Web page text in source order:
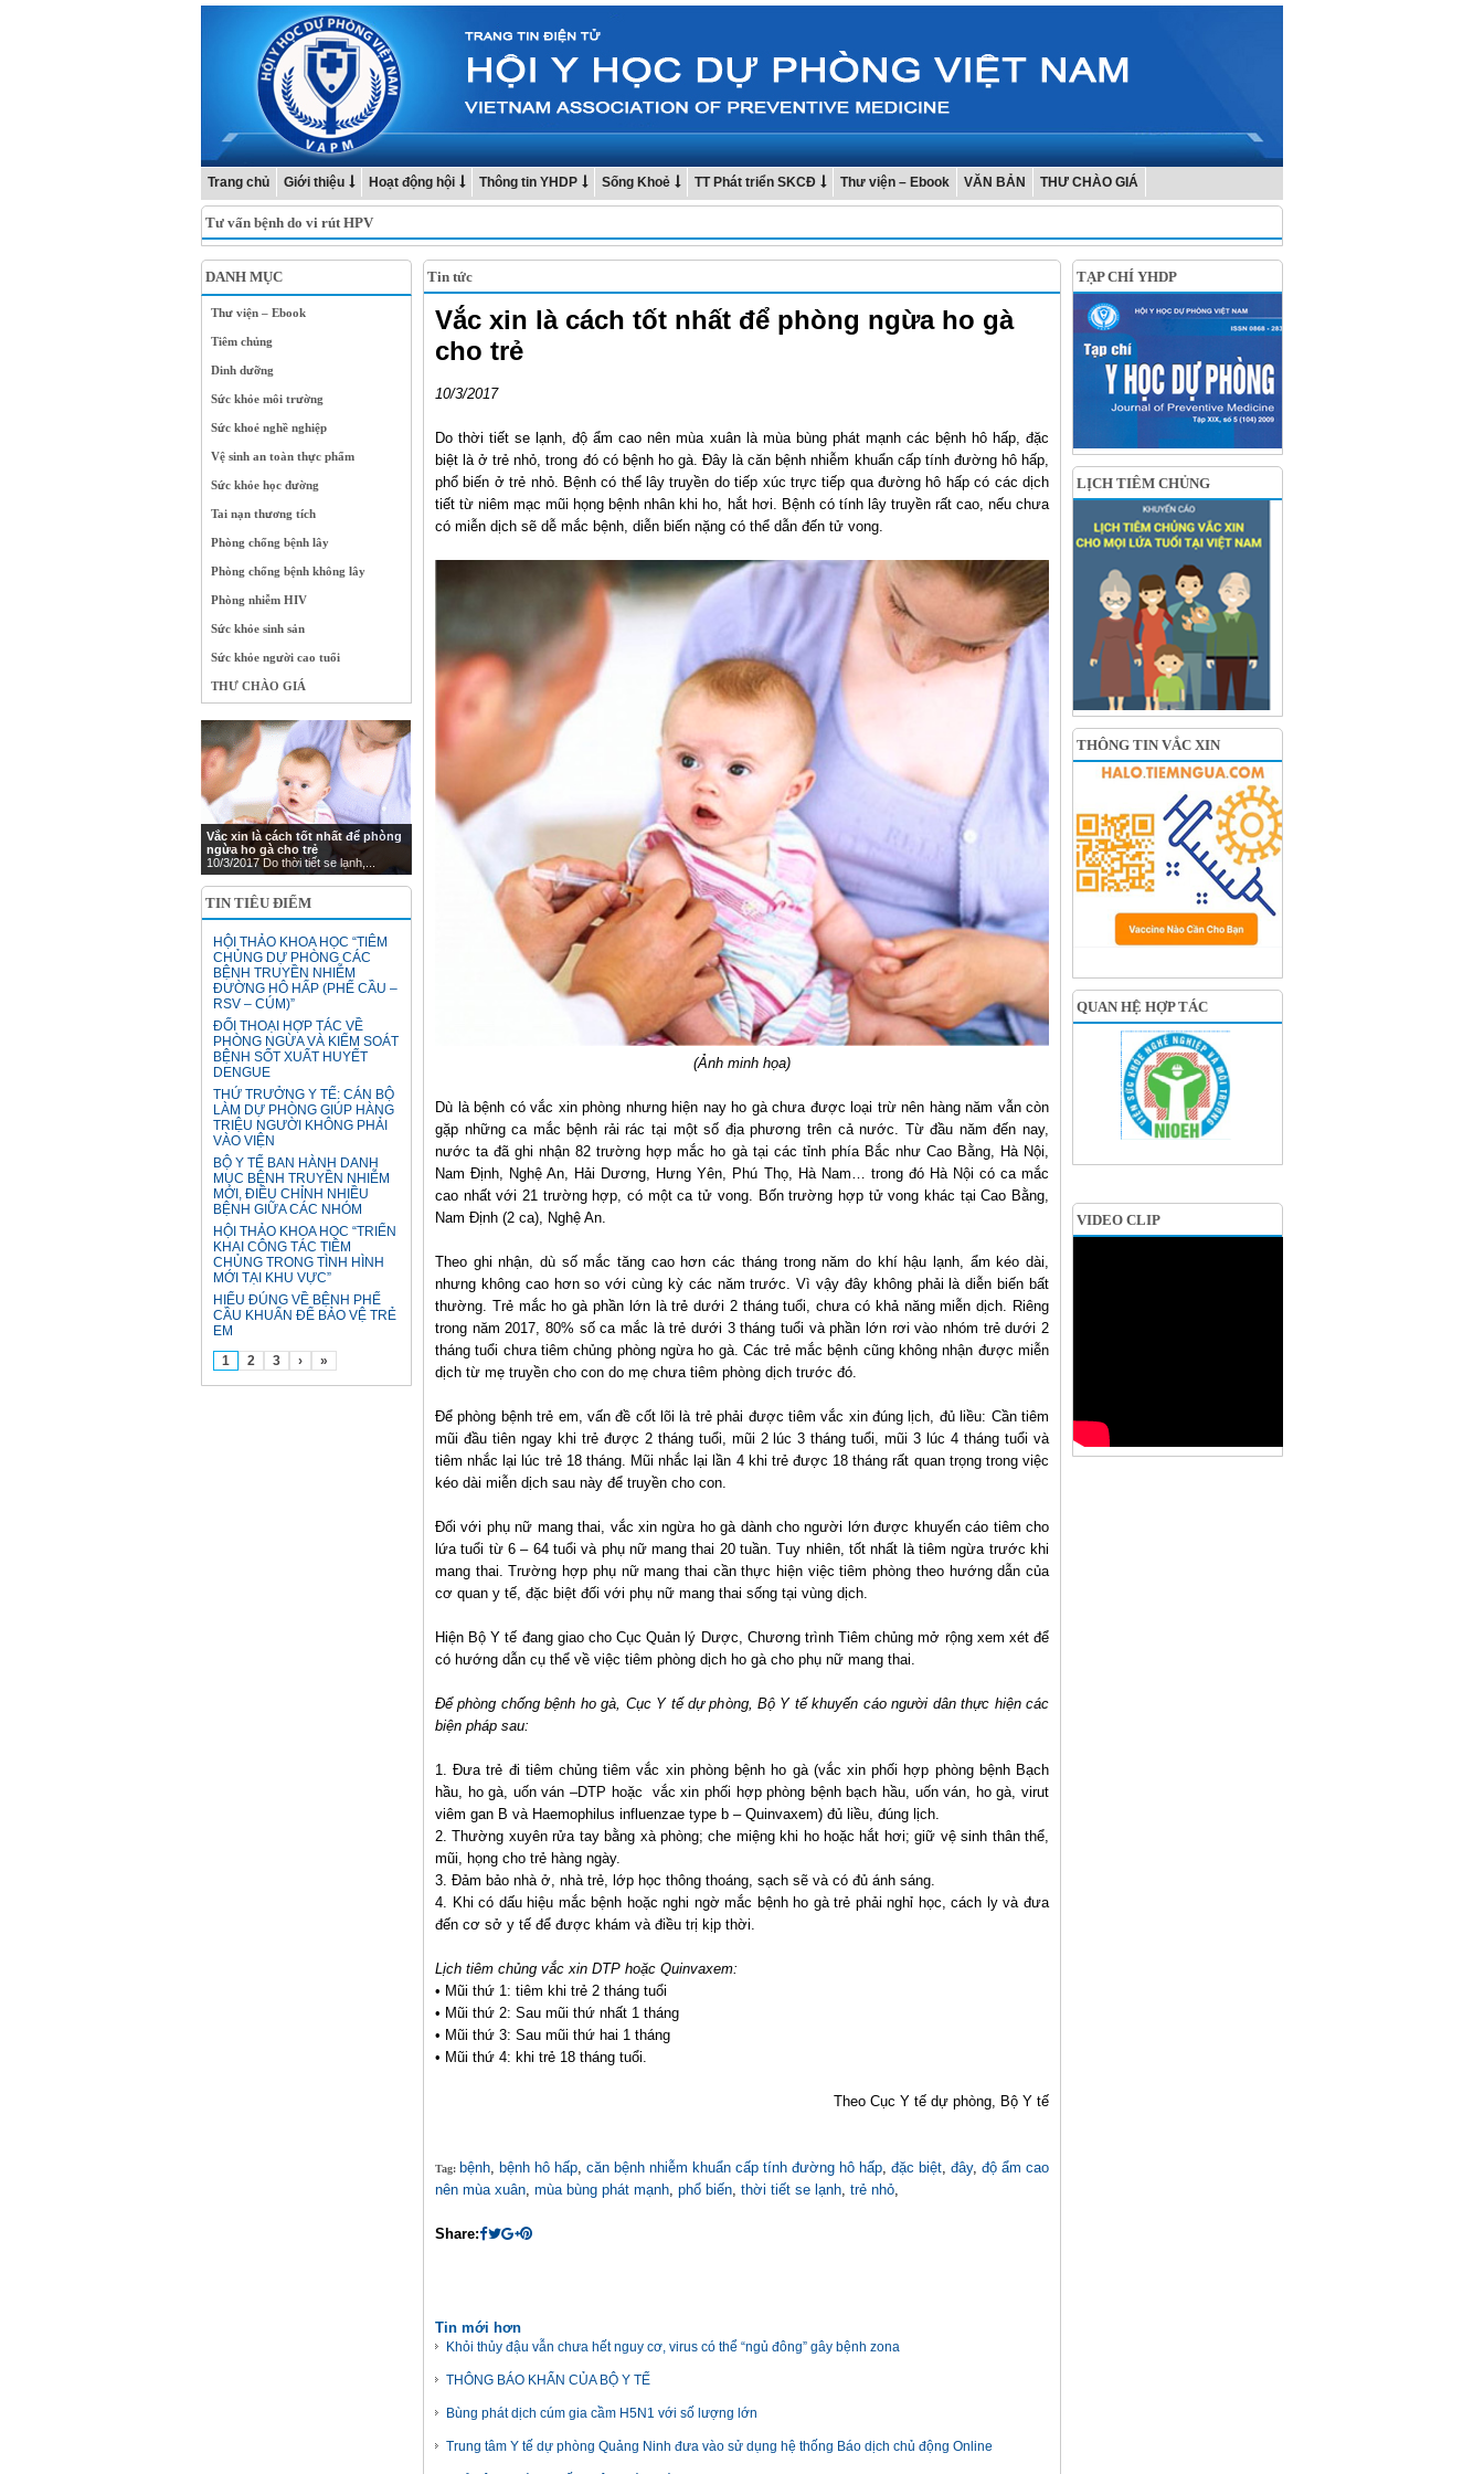
Trang chủ Giới thiệu Hoạt động hội Thông tin YHDP Sống Khoẻ TT Phát triển SKCĐ Thư viện – Ebook VĂN BẢN THƯ CHÀO GIÁ
Tư vấn bệnh do vi rút HPV
DANH MỤC
Thư viện – Ebook
Tiêm chủng
Dinh dưỡng
Sức khỏe môi trường
Sức khoẻ nghề nghiệp
Vệ sinh an toàn thực phẩm
Sức khỏe học đường
Tai nạn thương tích
Phòng chống bệnh lây
Phòng chống bệnh không lây
Phòng nhiễm HIV
Sức khỏe sinh sản
Sức khỏe người cao tuổi
THƯ CHÀO GIÁ
Vắc xin là cách tốt nhất để phòng
ngừa ho gà cho trẻ
10/3/2017 Do thời tiết se lạnh,...
TIN TIÊU ĐIỂM
HỘI THẢO KHOA HỌC “TIÊM
CHỦNG DỰ PHÒNG CÁC
BỆNH TRUYỀN NHIỄM
ĐƯỜNG HÔ HẤP (PHẾ CẦU –
RSV – CÚM)”
ĐỐI THOẠI HỢP TÁC VỀ
PHÒNG NGỪA VÀ KIỂM SOÁT
BỆNH SỐT XUẤT HUYẾT
DENGUE
THỨ TRƯỞNG Y TẾ: CÁN BỘ
LÀM DỰ PHÒNG GIÚP HÀNG
TRIỆU NGƯỜI KHÔNG PHẢI
VÀO VIỆN
BỘ Y TẾ BAN HÀNH DANH
MỤC BỆNH TRUYỀN NHIỄM
MỚI, ĐIỀU CHỈNH NHIỀU
BỆNH GIỮA CÁC NHÓM
HỘI THẢO KHOA HỌC “TRIỂN
KHAI CÔNG TÁC TIÊM
CHỦNG TRONG TÌNH HÌNH
MỚI TẠI KHU VỰC”
HIỂU ĐÚNG VỀ BỆNH PHẾ
CẦU KHUẨN ĐỂ BẢO VỆ TRẺ
EM
1
2 3 › »
Tin tức
Vắc xin là cách tốt nhất để phòng ngừa ho gà
cho trẻ
10/3/2017
Do thời tiết se lạnh, độ ẩm cao nên mùa xuân là mùa bùng phát mạnh các bệnh hô hấp, đặc
biệt là ở trẻ nhỏ, trong đó có bệnh ho gà. Đây là căn bệnh nhiễm khuẩn cấp tính đường hô hấp,
phổ biến ở trẻ nhỏ. Bệnh có thể lây truyền do tiếp xúc trực tiếp qua đường hô hấp có các dịch
tiết từ niêm mạc mũi họng bệnh nhân khi ho, hắt hơi. Bệnh có tính lây truyền rất cao, nếu chưa
có miễn dịch sẽ dễ mắc bệnh, diễn biến nặng có thể dẫn đến tử vong.
(Ảnh minh họa)
Dù là bệnh có vắc xin phòng nhưng hiện nay ho gà chưa được loại trừ nên hàng năm vẫn còn
gặp những ca mắc bệnh rải rác tại một số địa phương trên cả nước. Từ đầu năm đến nay,
nước ta đã ghi nhận 82 trường hợp mắc ho gà tại các tỉnh phía Bắc như Cao Bằng, Hà Nội,
Nam Định, Nghệ An, Hải Dương, Hưng Yên, Phú Thọ, Hà Nam… trong đó Hà Nội có ca mắc
cao nhất với 21 trường hợp, có một ca tử vong. Bốn trường hợp tử vong khác tại Cao Bằng,
Nam Định (2 ca), Nghệ An.
Theo ghi nhận, dù số mắc tăng cao hơn các tháng trong năm do khí hậu lạnh, ẩm kéo dài,
nhưng không cao hơn so với cùng kỳ các năm trước. Vì vậy đây không phải là diễn biến bất
thường. Trẻ mắc ho gà phần lớn là trẻ dưới 2 tháng tuổi, chưa có khả năng miễn dịch. Riêng
trong năm 2017, 80% số ca mắc là trẻ dưới 3 tháng tuổi và phần lớn rơi vào nhóm trẻ dưới 2
tháng tuổi chưa tiêm chủng phòng ngừa ho gà. Các trẻ mắc bệnh cũng không nhận được miễn
dịch từ mẹ truyền cho con do mẹ chưa tiêm phòng dịch trước đó.
Để phòng bệnh trẻ em, vấn đề cốt lõi là trẻ phải được tiêm vắc xin đúng lịch, đủ liều: Cần tiêm
mũi đầu tiên ngay khi trẻ được 2 tháng tuổi, mũi 2 lúc 3 tháng tuổi, mũi 3 lúc 4 tháng tuổi và
tiêm nhắc lại lúc trẻ 18 tháng. Mũi nhắc lại lần 4 khi trẻ được 18 tháng rất quan trọng trong việc
kéo dài miễn dịch sau này để truyền cho con.
Đối với phụ nữ mang thai, vắc xin ngừa ho gà dành cho người lớn được khuyến cáo tiêm cho
lứa tuổi từ 6 – 64 tuổi và phụ nữ mang thai 20 tuần. Tuy nhiên, tốt nhất là tiêm ngừa trước khi
mang thai. Trường hợp phụ nữ mang thai cần thực hiện việc tiêm phòng theo hướng dẫn của
cơ quan y tế, đặc biệt đối với phụ nữ mang thai sống tại vùng dịch.
Hiện Bộ Y tế đang giao cho Cục Quản lý Dược, Chương trình Tiêm chủng mở rộng xem xét để
có hướng dẫn cụ thể về việc tiêm phòng dịch ho gà cho phụ nữ mang thai.
Để phòng chống bệnh ho gà, Cục Y tế dự phòng, Bộ Y tế khuyến cáo người dân thực hiện các
biện pháp sau:
1. Đưa trẻ đi tiêm chủng tiêm vắc xin phòng bệnh ho gà (vắc xin phối hợp phòng bệnh Bạch
hầu, ho gà, uốn ván –DTP hoặc vắc xin phối hợp phòng bệnh bạch hầu, uốn ván, ho gà, virut
viêm gan B và Haemophilus influenzae type b – Quinvaxem) đủ liều, đúng lịch.
2. Thường xuyên rửa tay bằng xà phòng; che miệng khi ho hoặc hắt hơi; giữ vệ sinh thân thể,
mũi, họng cho trẻ hàng ngày.
3. Đảm bảo nhà ở, nhà trẻ, lớp học thông thoáng, sạch sẽ và có đủ ánh sáng.
4. Khi có dấu hiệu mắc bệnh hoặc nghi ngờ mắc bệnh ho gà trẻ phải nghỉ học, cách ly và đưa
đến cơ sở y tế để được khám và điều trị kịp thời.
Lịch tiêm chủng vắc xin DTP hoặc Quinvaxem:
• Mũi thứ 1: tiêm khi trẻ 2 tháng tuổi
• Mũi thứ 2: Sau mũi thứ nhất 1 tháng
• Mũi thứ 3: Sau mũi thứ hai 1 tháng
• Mũi thứ 4: khi trẻ 18 tháng tuổi.
Theo Cục Y tế dự phòng, Bộ Y tế
Tag: bệnh, bệnh hô hấp, căn bệnh nhiễm khuẩn cấp tính đường hô hấp, đặc biệt, đây, độ ẩm cao
nên mùa xuân, mùa bùng phát mạnh, phổ biến, thời tiết se lạnh, trẻ nhỏ,
Share:
Tin mới hơn
Khỏi thủy đậu vẫn chưa hết nguy cơ, virus có thể “ngủ đông” gây bệnh zona
THÔNG BÁO KHẨN CỦA BỘ Y TẾ
Bùng phát dịch cúm gia cầm H5N1 với số lượng lớn
Trung tâm Y tế dự phòng Quảng Ninh đưa vào sử dụng hệ thống Báo dịch chủ động Online
TẠP CHÍ YHDP
LỊCH TIÊM CHỦNG
THÔNG TIN VẮC XIN
QUAN HỆ HỢP TÁC
VIDEO CLIP